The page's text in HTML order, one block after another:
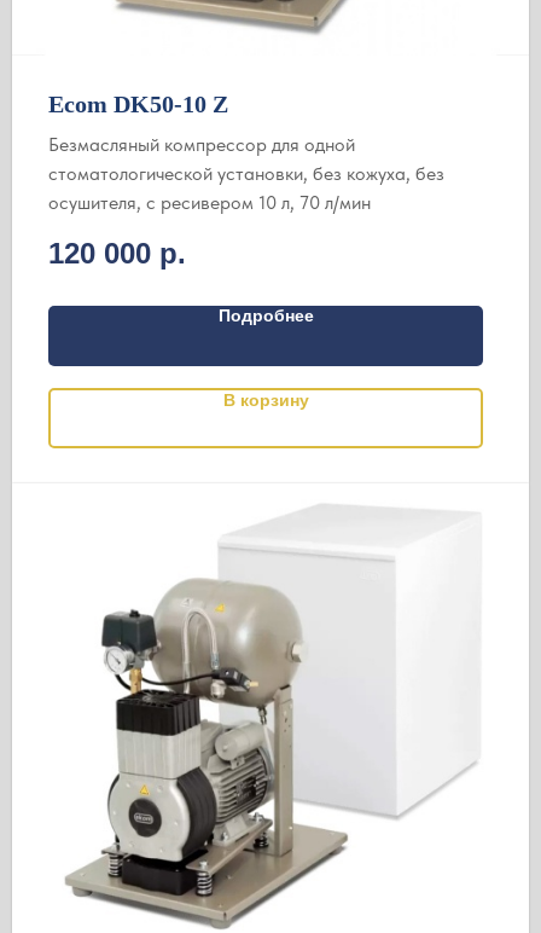
Ecom DK50-10 Z
Безмасляный компрессор для одной
стоматологической установки, без кожуха, без
осушителя, с ресивером 10 л, 70 л/мин
120 000 р.
Подробнее
В корзину